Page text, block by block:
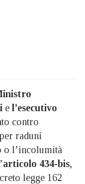
e l’esecutivo
contro
raduni
o l’incolumità
articolo 434-bis,
legge 162